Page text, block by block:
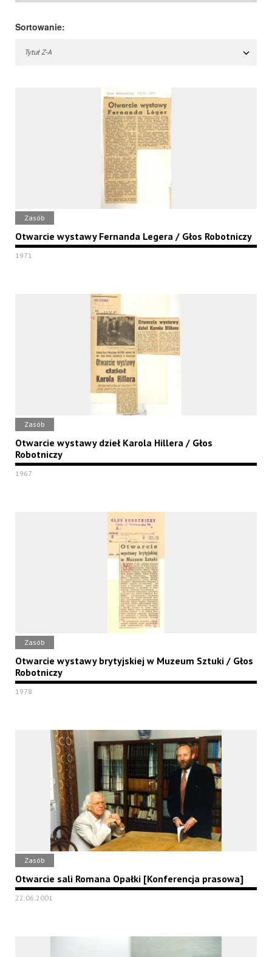
Sortowanie:
Tytuł Z-A
Zasób
Otwarcie wystawy Fernanda Legera / Głos Robotniczy
1971
Zasób
Otwarcie wystawy dzieł Karola Hillera / Głos
Robotniczy
1967
Zasób
Otwarcie wystawy brytyjskiej w Muzeum Sztuki / Głos
Robotniczy
1978
Zasób
Otwarcie sali Romana Opałki [Konferencja prasowa]
22.06.2001